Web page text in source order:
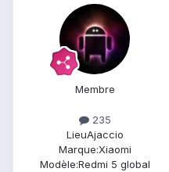
Membre
235
LieuAjaccio
Marque:Xiaomi
Modèle:Redmi 5 global